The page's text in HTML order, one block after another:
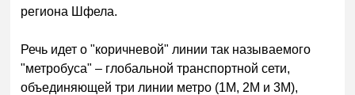
региона Шфела.
Речь идет о "коричневой" линии так называемого
"метробуса" – глобальной транспортной сети,
объединяющей три линии метро (1M, 2M и 3M),